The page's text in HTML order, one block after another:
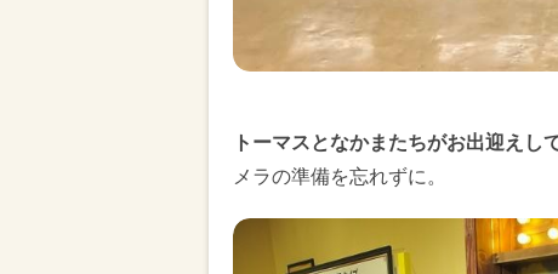
トーマスとなかまたちがお出迎えし
メラの準備を忘れずに。